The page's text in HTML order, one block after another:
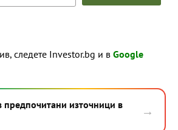
следете Investor.bg и в Google
източници в
→